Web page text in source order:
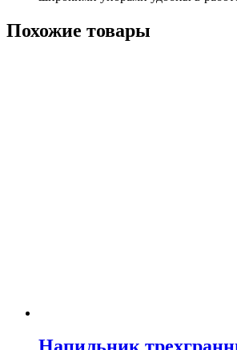
Похожие товары